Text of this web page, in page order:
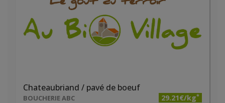
Chateaubriand / pavé de boeuf
BOUCHERIE ABC 29.21€/kg*